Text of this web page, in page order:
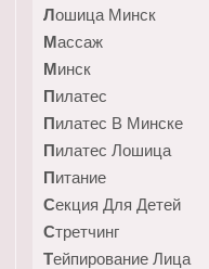
Лошица Минск
Массаж
Минск
Пилатес
Пилатес В Минске
Пилатес Лошица
Питание
Секция Для Детей
Стретчинг
Тейпирование Лица